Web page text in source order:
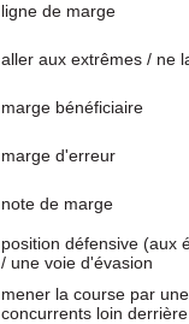
ligne de marge
aller aux extrêmes / ne
marge bénéficiaire
marge d'erreur
note de marge
position défensive (aux
/ une voie d'évasion
mener la course par
concurrents loin derrière